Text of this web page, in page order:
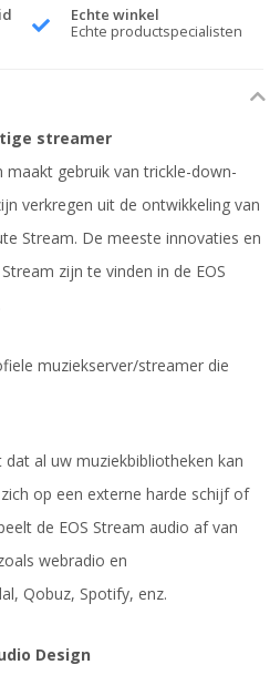
Echte winkel
Echte productspecialisten
streamer
maakt gebruik van trickle-down-
verkregen uit de ontwikkeling van
Stream. De meeste innovaties en
zijn te vinden in de EOS
muziekserver/streamer die
al uw muziekbibliotheken kan
op een externe harde schijf of
de EOS Stream audio af van
webradio en
Qobuz, Spotify, enz.
Design